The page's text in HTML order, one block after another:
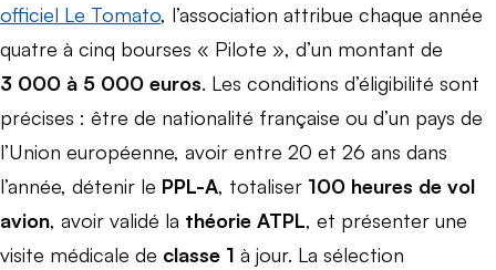
officiel Le Tomato, l’association attribue chaque année
quatre à cinq bourses « Pilote », d’un montant de
3 000 à 5 000 euros. Les conditions d’éligibilité sont
précises : être de nationalité française ou d’un pays de
l’Union européenne, avoir entre 20 et 26 ans dans
l’année, détenir le PPL-A, totaliser 100 heures de vol
avion, avoir validé la théorie ATPL, et présenter une
visite médicale de classe 1 à jour. La sélection